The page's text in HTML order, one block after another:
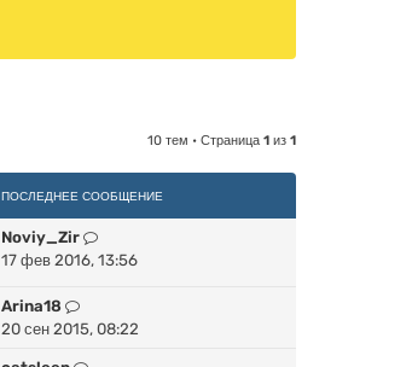
10 тем • Страница 1 из 1
ПОСЛЕДНЕЕ СООБЩЕНИЕ
Noviy_Zir
17 фев 2016, 13:56
Arina18
20 сен 2015, 08:22